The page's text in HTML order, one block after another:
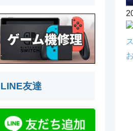
LINE友達